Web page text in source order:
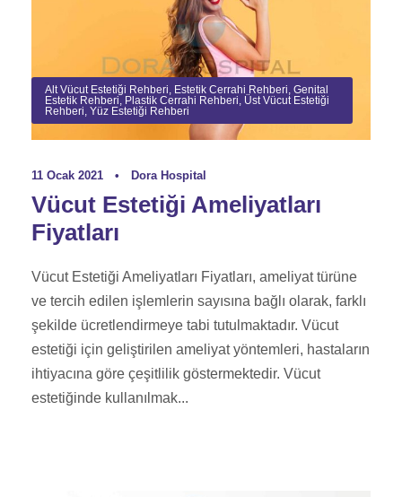
Alt Vücut Estetiği Rehberi, Estetik Cerrahi Rehberi, Genital
Estetik Rehberi, Plastik Cerrahi Rehberi, Üst Vücut Estetiği
Rehberi, Yüz Estetiği Rehberi
11 Ocak 2021 • Dora Hospital
Vücut Estetiği Ameliyatları
Fiyatları
Vücut Estetiği Ameliyatları Fiyatları, ameliyat türüne
ve tercih edilen işlemlerin sayısına bağlı olarak, farklı
şekilde ücretlendirmeye tabi tutulmaktadır. Vücut
estetiği için geliştirilen ameliyat yöntemleri, hastaların
ihtiyacına göre çeşitlilik göstermektedir. Vücut
estetiğinde kullanılmak...